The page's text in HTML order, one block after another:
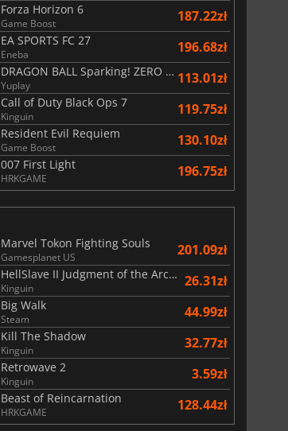
Forza Horizon 6
Game Boost 187.22zł
EA SPORTS FC 27
Eneba 196.68zł
DRAGON BALL Sparking! ZERO Super Limit Breaking NEO
Yuplay 113.01zł
Call of Duty Black Ops 7
Kinguin 119.75zł
Resident Evil Requiem
Game Boost 130.10zł
007 First Light
HRKGAME 196.75zł
Marvel Tokon Fighting Souls
Gamesplanet US 201.09zł
HellSlave II Judgment of the Archon
Kinguin 26.31zł
Big Walk
Steam 44.99zł
Kill The Shadow
Kinguin 32.77zł
Retrowave 2
Kinguin 3.59zł
Beast of Reincarnation
HRKGAME 128.44zł